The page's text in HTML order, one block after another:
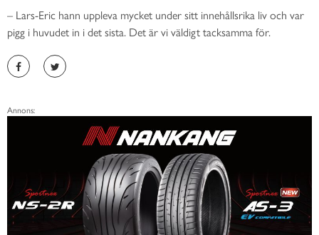
– Lars-Eric hann uppleva mycket under sitt innehållsrika liv och var
pigg i huvudet in i det sista. Det är vi väldigt tacksamma för.
Annons: